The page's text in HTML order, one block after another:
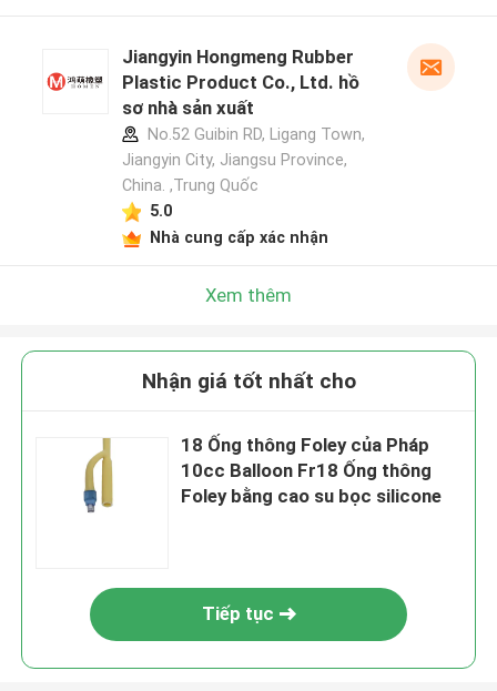
Jiangyin Hongmeng Rubber
Plastic Product Co., Ltd. hồ
sơ nhà sản xuất
No.52 Guibin RD, Ligang Town,
Jiangyin City, Jiangsu Province,
China. ,Trung Quốc
5.0
Nhà cung cấp xác nhận
Xem thêm
Nhận giá tốt nhất cho
18 Ống thông Foley của Pháp
10cc Balloon Fr18 Ống thông
Foley bằng cao su bọc silicone
Tiếp tục